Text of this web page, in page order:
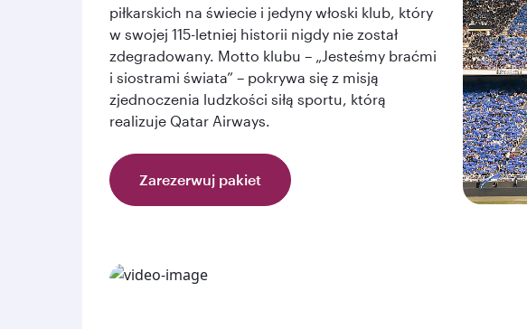
piłkarskich na świecie i jedyny włoski klub, który
w swojej 115-letniej historii nigdy nie został
zdegradowany. Motto klubu – „Jesteśmy braćmi
i siostrami świata” – pokrywa się z misją
zjednoczenia ludzkości siłą sportu, którą
realizuje Qatar Airways.
Zarezerwuj pakiet